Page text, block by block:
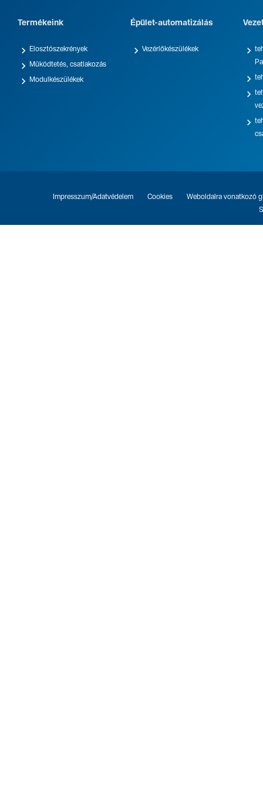
Termékeink
 Elosztószekrények
 Működtetés, csatlakozás
 Modulkészülékek
Épület-automatizálás
 Vezérlőkészülékek 



Impresszum/Adatvédelem Cookies
Weboldalra vonatkozó